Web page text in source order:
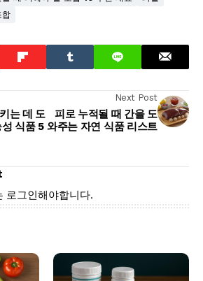
합
는 데 도
식품 5
Next Post
피로 누적될 때 간을 도
와주는 자연 식품 리스트
로그인해야합니다.